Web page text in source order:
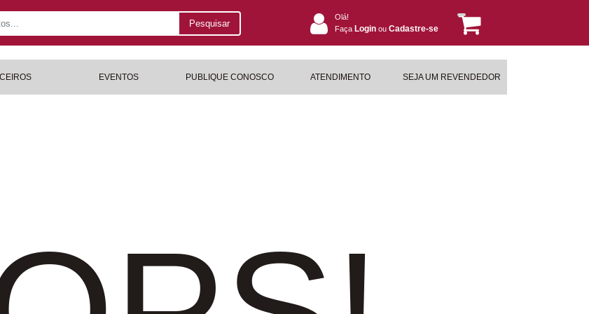
Pesquisar
Olá!
Faça Login ou Cadastre-se
EVENTOS PUBLIQUE CONOSCO ATENDIMENTO SEJA UM REVENDEDOR